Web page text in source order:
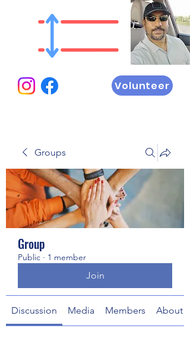
Volunteer
Groups
Group
Public · 1 member
Join
Discussion Media Members About